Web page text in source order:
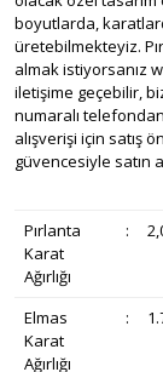
boyutlarda,
üretebilmekteyiz.
almak istiyorsanız
iletişime geçebilir,
numaralı
alışverişi için satış
güvencesiyle satın
Pırlanta
Karat
Ağırlığı
:
Elmas
Karat
Ağırlığı
: